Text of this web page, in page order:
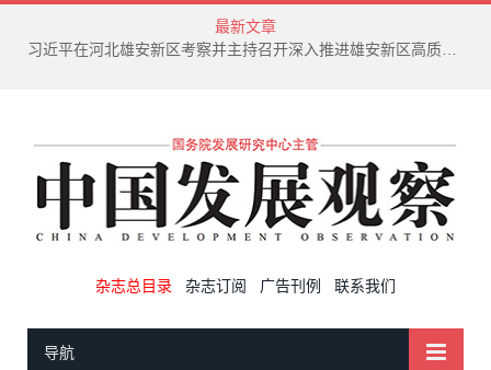
最新文章
习近平在河北雄安新区考察并主持召开深入推进雄安新区高质量建设和发展座谈会
杂志总目录 杂志订阅 广告刊例 联系我们
导航